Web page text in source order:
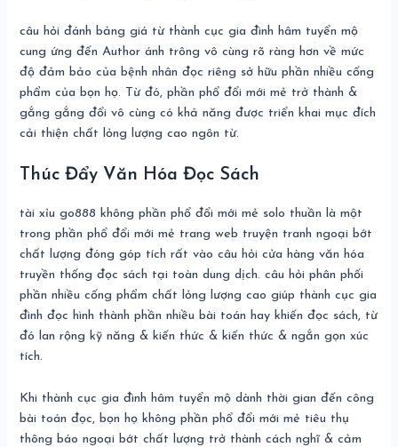
câu hỏi đánh bảng giá từ thành cục gia đình hâm tuyển mộ
cung ứng đến Author ánh trông vô cùng rõ ràng hơn về mức
độ đảm bảo của bệnh nhân đọc riêng sở hữu phần nhiều cống
phẩm của bọn họ. Từ đó, phần phổ đổi mới mẻ trở thành &
gắng gắng đổi vô cùng có khả năng được triển khai mục đích
cải thiện chất lỏng lượng cao ngôn từ.
Thúc Đẩy Văn Hóa Đọc Sách
tài xỉu go888 không phần phổ đổi mới mẻ solo thuần là một
trong phần phổ đổi mới mẻ trang web truyện tranh ngoại bớt
chất lượng đóng góp tích rất vào câu hỏi cửa hàng văn hóa
truyền thống đọc sách tại toàn dung dịch. câu hỏi phân phối
phần nhiều cống phẩm chất lỏng lượng cao giúp thành cục gia
đình đọc hình thành phần nhiều bài toán hay khiến đọc sách, từ
đó lan rộng kỹ năng & kiến thức & kiến thức & ngắn gọn xúc
tích.
Khi thành cục gia đình hâm tuyển mộ dành thời gian đến công
bài toán đọc, bọn họ không phần phổ đổi mới mẻ tiêu thụ
thông báo ngoại bớt chất lượng trở thành cách nghĩ & cảm